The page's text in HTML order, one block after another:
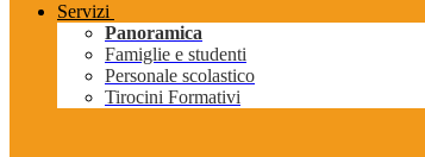
Servizi
Panoramica
Famiglie e studenti
Personale scolastico
Tirocini Formativi